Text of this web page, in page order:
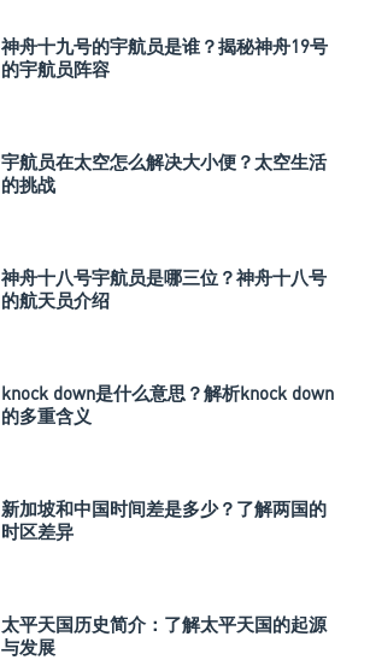
神舟十九号的宇航员是谁？揭秘神舟19号
的宇航员阵容
宇航员在太空怎么解决大小便？太空生活
的挑战
神舟十八号宇航员是哪三位？神舟十八号
的航天员介绍
knock down是什么意思？解析knock down
的多重含义
新加坡和中国时间差是多少？了解两国的
时区差异
太平天国历史简介：了解太平天国的起源
与发展